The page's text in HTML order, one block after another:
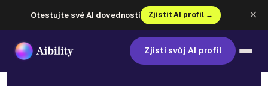
Otestujte své AI dovednosti Zjistit AI profil → ×
Zjisti svůj AI profil